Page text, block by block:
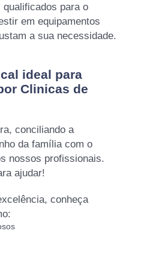
para o
em equipamentos
a sua necessidade.
ideal para
Clinicas de
conciliando a
da família com o
nossos profissionais.
ajudar!
conheça